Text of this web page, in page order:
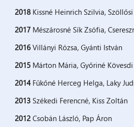
2018 Kissné Heinrich Szilvia,
2017 Mészárosné Sík Zsófia,
2016 Villányi Rózsa, Gyánti István
2015 Márton Mária, Győriné Kövesdi
2014Fűkőné Herceg Helga, Laky
2013 Székedi Ferencné, Kiss Zoltán
2012 Csobán László, Pap Áron